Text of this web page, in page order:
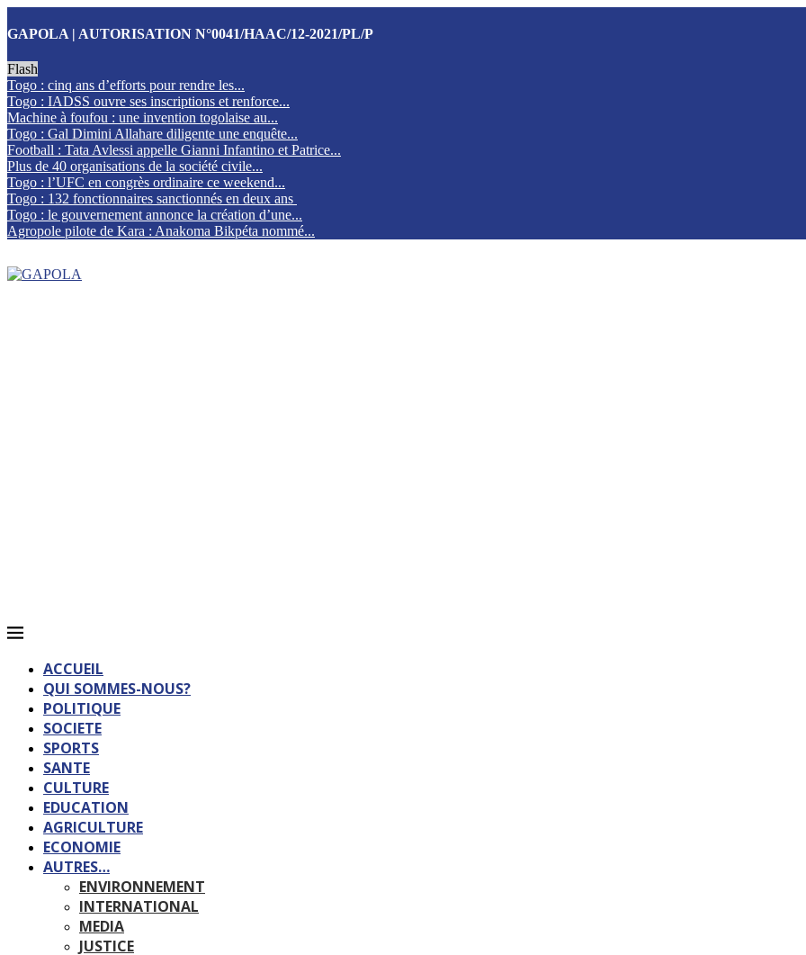
GAPOLA | AUTORISATION N°0041/HAAC/12-2021/PL/P
Flash
Togo : cinq ans d’efforts pour rendre les...
Togo : IADSS ouvre ses inscriptions et renforce...
Machine à foufou : une invention togolaise au...
Togo : Gal Dimini Allahare diligente une enquête...
Football : Tata Avlessi appelle Gianni Infantino et Patrice...
Plus de 40 organisations de la société civile...
Togo : l’UFC en congrès ordinaire ce weekend...
Togo : 132 fonctionnaires sanctionnés en deux ans
Togo : le gouvernement annonce la création d’une...
Agropole pilote de Kara : Anakoma Bikpéta nommé...
ACCUEIL
QUI SOMMES-NOUS?
POLITIQUE
SOCIETE
SPORTS
SANTE
CULTURE
EDUCATION
AGRICULTURE
ECONOMIE
AUTRES…
ENVIRONNEMENT
INTERNATIONAL
MEDIA
JUSTICE